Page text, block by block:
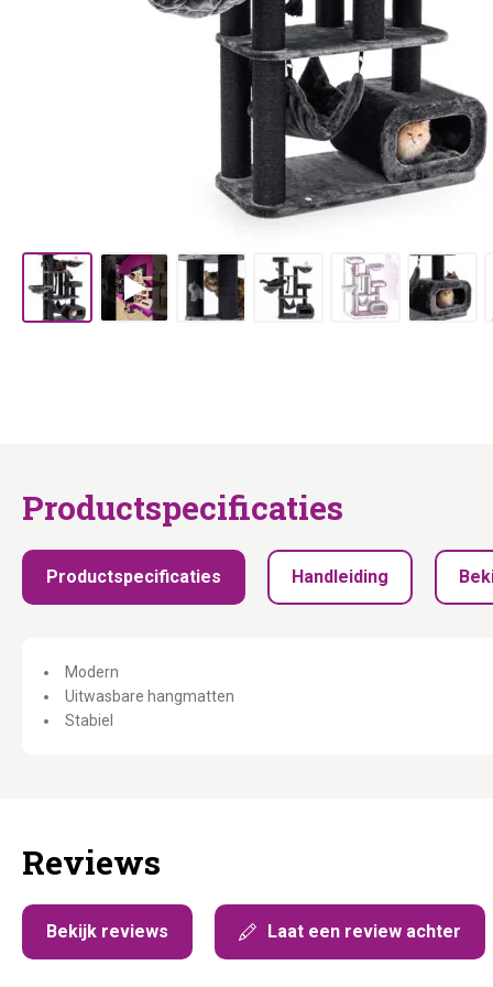
Productspecificaties
Productspecificaties Handleiding
Modern
Uitwasbare hangmatten
Stabiel
Reviews
Bekijk reviews Laat een review achter